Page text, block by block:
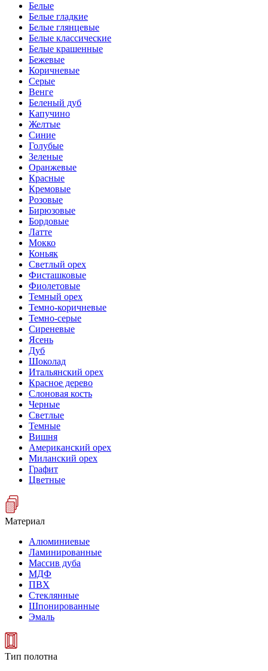
Белые
Белые гладкие
Белые глянцевые
Белые классические
Белые крашенные
Бежевые
Коричневые
Серые
Венге
Беленый дуб
Капучино
Желтые
Синие
Голубые
Зеленые
Оранжевые
Красные
Кремовые
Розовые
Бирюзовые
Бордовые
Латте
Мокко
Коньяк
Светлый орех
Фисташковые
Фиолетовые
Темный орех
Темно-коричневые
Темно-серые
Сиреневые
Ясень
Дуб
Шоколад
Итальянский орех
Красное дерево
Слоновая кость
Черные
Светлые
Темные
Вишня
Американский орех
Миланский орех
Графит
Цветные
Материал
Алюминиевые
Ламинированные
Массив дуба
МДФ
ПВХ
Стеклянные
Шпонированные
Эмаль
Тип полотна